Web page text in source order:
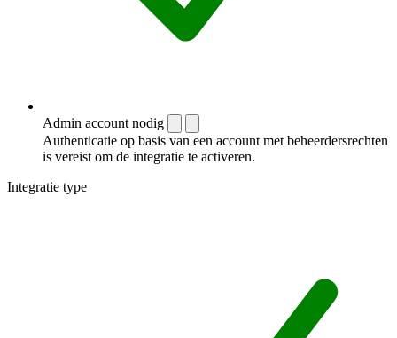
Admin account nodig
Authenticatie op basis van een account met beheerdersrechten
is vereist om de integratie te activeren.
Integratie type